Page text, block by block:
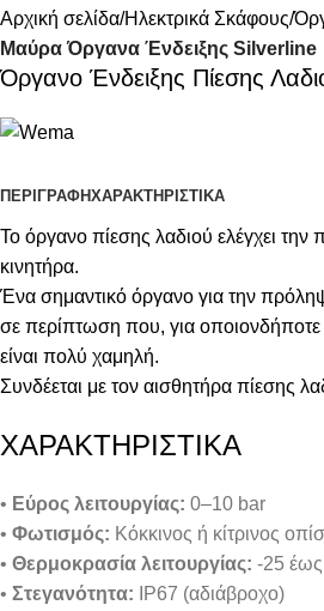
Αρχική σελίδα Ηλεκτρικά Σκάφους
Μαύρα Όργανα Ένδειξης Silverline
Όργανο Ένδειξης Πίεσης
ΠΕΡΙΓΡΑΦΉΧΑΡΑΚΤΗΡΙΣΤΙΚΑ
Το όργανο πίεσης λαδιού ελέγχει την
κινητήρα.
Ένα σημαντικό όργανο για την
σε περίπτωση που, για οποιονδήποτε
είναι πολύ χαμηλή.
Συνδέεται με τον αισθητήρα πίεσης
ΧΑΡΑΚΤΗΡΙΣΤΙΚΑ
• Εύρος λειτουργίας: 0–10 bar
• Φωτισμός: Κόκκινος ή κίτρινος
• Θερμοκρασία λειτουργίας: -25
• Στεγανότητα: IP67 (αδιάβροχο)